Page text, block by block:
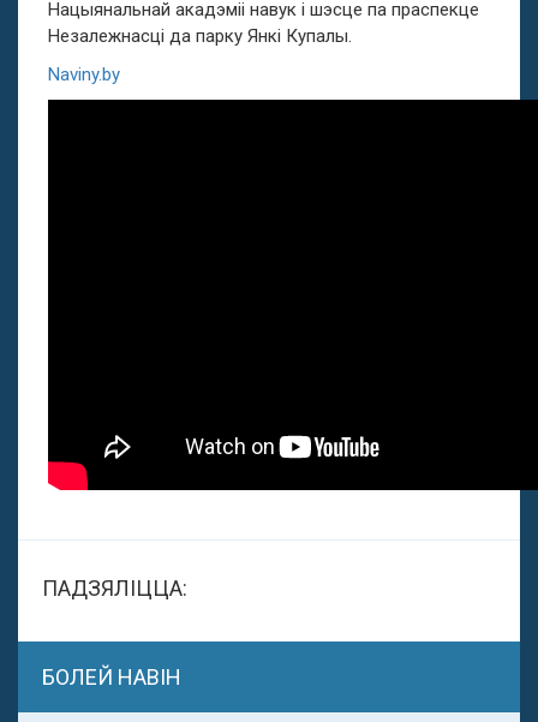
Нацыянальнай акадэміі навук і шэсце па праспекце
Незалежнасці да парку Янкі Купалы.
Naviny.by
ПАДЗЯЛІЦЦА:
БОЛЕЙ НАВІН